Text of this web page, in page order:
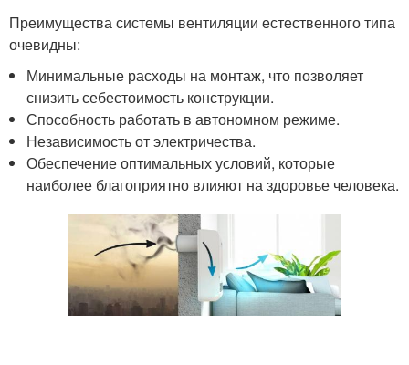
Преимущества системы вентиляции естественного типа
очевидны:
Минимальные расходы на монтаж, что позволяет
снизить себестоимость конструкции.
Способность работать в автономном режиме.
Независимость от электричества.
Обеспечение оптимальных условий, которые
наиболее благоприятно влияют на здоровье человека.